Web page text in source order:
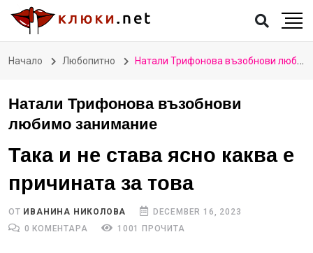
Начало Любопитно Натали Трифонова възобнови любимо занимание
Натали Трифонова възобнови
любимо занимание
Така и не става ясно каква е
причината за това
ОТ ИВАНИНА НИКОЛОВА
DECEMBER 16, 2023
0 КОМЕНТАРА
1001 ПРОЧИТА